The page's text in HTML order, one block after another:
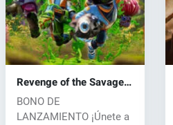
Revenge of the Savage
Planet (PC) key
BONO DE
LANZAMIENTO ¡Únete a